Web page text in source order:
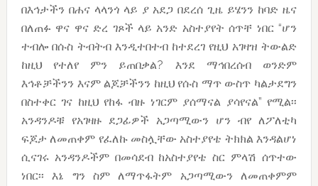
በእኅታችን በሐና ላላንጎ ላይ ያ አደጋ በደረሰ ጊዜ ይሄንን ከባድ ዜና
በለጠፉ ዋና ዋና ድረ ገጾች ላይ አንድ አስተያየት ሰጥቸ ነበር “ሆን
ተብሎ በሱስ ትብትብ እንዲተበተብ ከተደረገ የዚህ አገዛዝ ትውልድ
ከዚህ የተለየ ምን ይጠበቃል? እንደ ማኅበረሰብ ወንድም
እኅቶቻችንን እናም ልጆቻችንን ከዚህ የሱስ ማጥ ውስጥ ካልታደግን
በስተቀር ገና ከዚህ የከፋ ብዙ ነገርም ያሰማናል ያሳየናል” የሚል፡፡
አንዳንዶቹ የአገዛዙ ደጋፊዎች አጋጣሚውን ሆን ብየ ለፖለቲካ
ፍጆታ ለመጠቀም የፈለኩ መስሏቸው አስተያየቴ ትክክል እንዳልሆነ
ሲናገሩ አንዳንዶችም በመሳደብ ከአስተያየቴ ስር ምላሽ ሰጥተው
ነበር፡፡ እኔ ግን ስም ለማጥፋትም አጋጣሚውን ለመጠቀምም